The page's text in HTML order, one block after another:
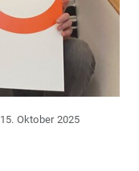
15. Oktober 2025